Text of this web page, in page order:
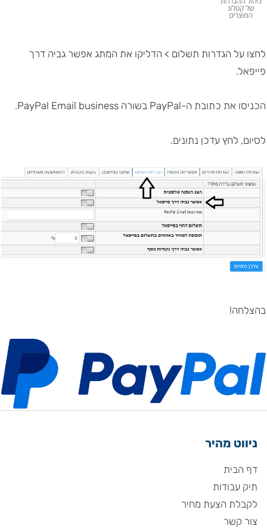
לחצו על הגדרות תשלום > הדליקו את המתג אפשר גביה דרך
פייפאל.
הכניסו את כתובת ה-PayPal בשורה PayPal Email business.
לסיום, לחץ עדכן נתונים.
בהצלחה!
ניווט מהיר
דף הבית
תיק עבודות
לקבלת הצעת מחיר
צור קשר